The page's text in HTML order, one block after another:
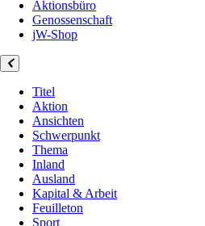
Aktionsbüro
Genossenschaft
jW-Shop
Titel
Aktion
Ansichten
Schwerpunkt
Thema
Inland
Ausland
Kapital & Arbeit
Feuilleton
Sport